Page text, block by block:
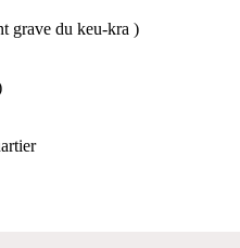
grave du keu-kra )